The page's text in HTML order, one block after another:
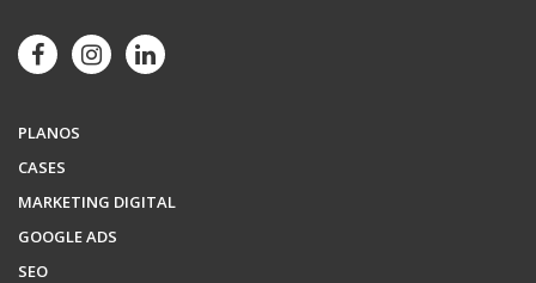
PLANOS
CASES
MARKETING DIGITAL
GOOGLE ADS
SEO